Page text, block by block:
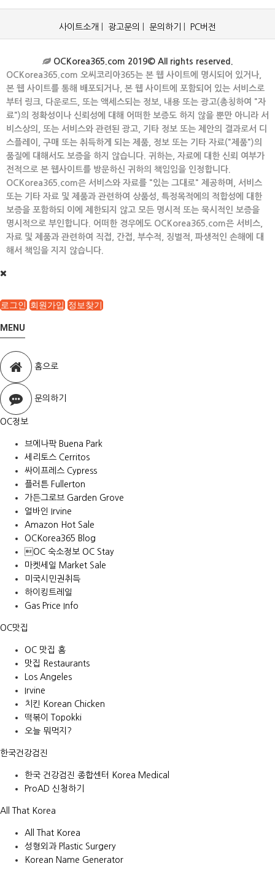
사이트소개 광고문의 문의하기 PC버전
OCKorea365.com 2019© All rights reserved.
OCKorea365.com 오씨코리아365는 본 웹 사이트에 명시되어 있거나,
본 웹 사이트를 통해 배포되거나, 본 웹 사이트에 포함되어 있는 서비스로
부터 링크, 다운로드, 또는 액세스되는 정보, 내용 또는 광고(총칭하여 "자
료")의 정확성이나 신뢰성에 대해 어떠한 보증도 하지 않을 뿐만 아니라 서
비스상의, 또는 서비스와 관련된 광고, 기타 정보 또는 제안의 결과로서 디
스플레이, 구매 또는 취득하게 되는 제품, 정보 또는 기타 자료("제품")의
품질에 대해서도 보증을 하지 않습니다. 귀하는, 자료에 대한 신뢰 여부가
전적으로 본 웹사이트를 방문하신 귀하의 책임임을 인정합니다.
OCKorea365.com은 서비스와 자료를 "있는 그대로" 제공하며, 서비스
또는 기타 자료 및 제품과 관련하여 상품성, 특정목적에의 적합성에 대한
보증을 포함하되 이에 제한되지 않고 모든 명시적 또는 묵시적인 보증을
명시적으로 부인합니다. 어떠한 경우에도 OCKorea365.com은 서비스,
자료 및 제품과 관련하여 직접, 간접, 부수적, 징벌적, 파생적인 손해에 대
해서 책임을 지지 않습니다.
로그인 회원가입 정보찾기
MENU
홈으로
문의하기
OC정보
브에나팍 Buena Park
세리토스 Cerritos
싸이프레스 Cypress
플러튼 Fullerton
가든그로브 Garden Grove
얼바인 Irvine
Amazon Hot Sale
OCKorea365 Blog
OC 숙소정보 OC Stay
마켓세일 Market Sale
미국시민권취득
하이킹트레일
Gas Price Info
OC맛집
OC 맛집 홈
맛집 Restaurants
Los Angeles
Irvine
치킨 Korean Chicken
떡볶이 Topokki
오늘 뭐먹지?
한국건강검진
한국 건강검진 종합센터 Korea Medical
ProAD 신청하기
All That Korea
All That Korea
성형외과 Plastic Surgery
Korean Name Generator